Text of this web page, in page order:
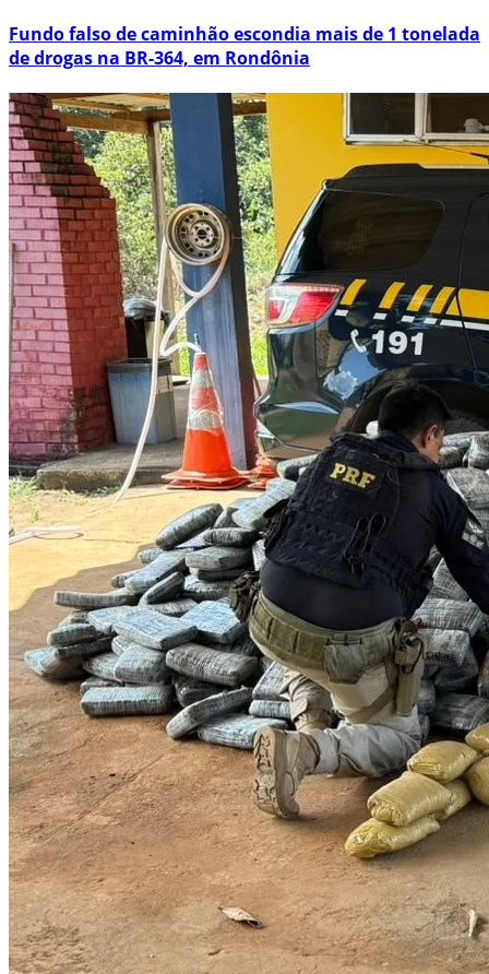
Fundo falso de caminhão escondia mais de 1 tonelada
de drogas na BR-364, em Rondônia